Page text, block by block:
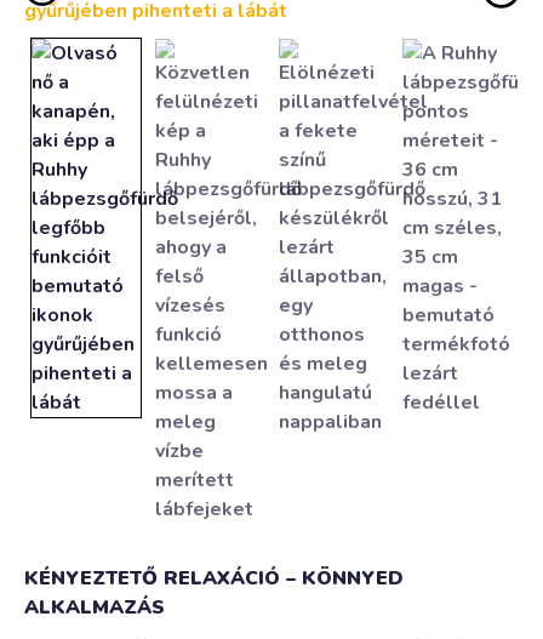
KÉNYEZTETŐ RELAXÁCIÓ – KÖNNYED
ALKALMAZÁS